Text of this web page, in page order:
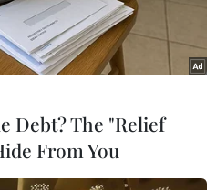
Debt? The "Relief
From You